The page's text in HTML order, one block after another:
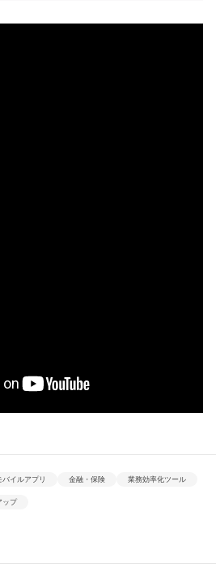
バイルアプリ 金融・保険 業務効率化ツール
ップ